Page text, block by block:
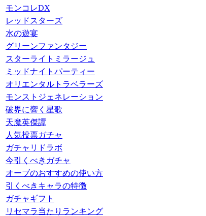
モンコレDX
レッドスターズ
水の遊宴
グリーンファンタジー
スターライトミラージュ
ミッドナイトパーティー
オリエンタルトラベラーズ
モンストジェネレーション
破界に響く星歌
天魔英傑譚
人気投票ガチャ
ガチャリドラボ
今引くべきガチャ
オーブのおすすめの使い方
引くべきキャラの特徴
ガチャギフト
リセマラ当たりランキング